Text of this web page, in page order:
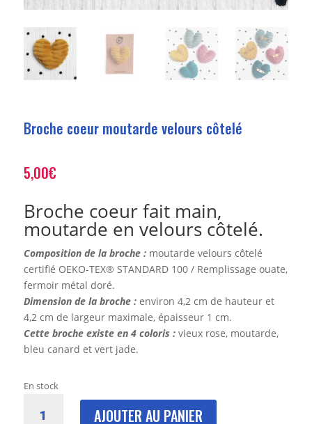
Broche coeur moutarde velours côtelé
5,00€
Broche coeur fait main,
moutarde en velours côtelé.
Composition de la broche :moutarde velours côtelé
certifié OEKO-TEX® STANDARD 100 / Remplissage ouate,
fermoir métal doré.
Dimension de la broche : environ 4,2 cm de hauteur et
4,2 cm de largeur maximale, épaisseur 1 cm.
Cette broche existe en 4 coloris :vieux rose, moutarde,
bleu canard et vert jade.
En stock
AJOUTER AU PANIER